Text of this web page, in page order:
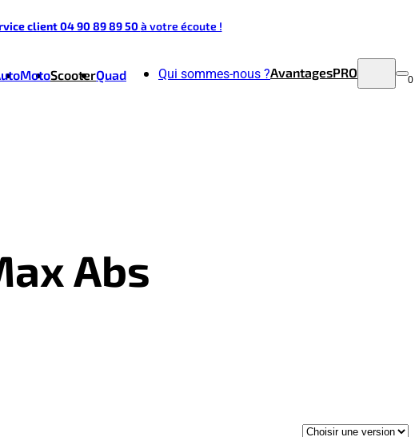
client 04 90 89 89 50à votre écoute !
MotoScooterQuad Qui sommes-nous ?AvantagesPRO 0
Abs